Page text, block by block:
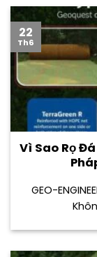
Vì Sao Rọ
GEO-
22
Th6